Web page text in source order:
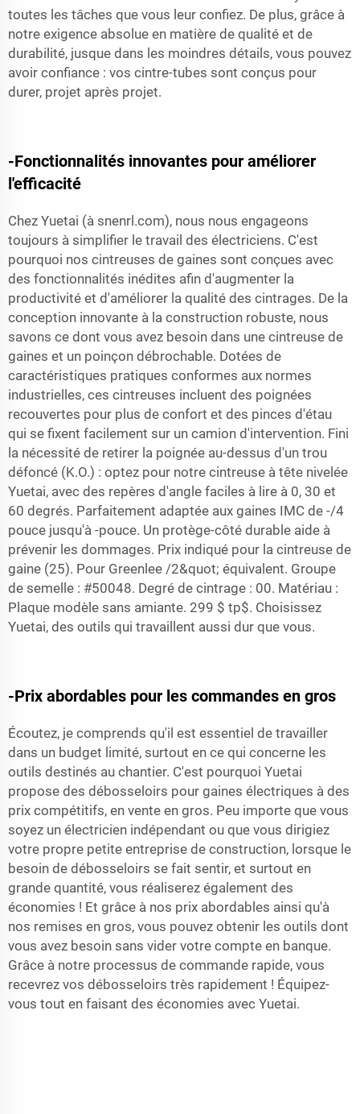
toutes les tâches que vous leur confiez. De plus, grâce à
notre exigence absolue en matière de qualité et de
durabilité, jusque dans les moindres détails, vous pouvez
avoir confiance : vos cintre-tubes sont conçus pour
durer, projet après projet.
-Fonctionnalités innovantes pour améliorer
l'efficacité
Chez Yuetai (à snenrl.com), nous nous engageons
toujours à simplifier le travail des électriciens. C'est
pourquoi nos cintreuses de gaines sont conçues avec
des fonctionnalités inédites afin d'augmenter la
productivité et d'améliorer la qualité des cintrages. De la
conception innovante à la construction robuste, nous
savons ce dont vous avez besoin dans une cintreuse de
gaines et un poinçon débrochable. Dotées de
caractéristiques pratiques conformes aux normes
industrielles, ces cintreuses incluent des poignées
recouvertes pour plus de confort et des pinces d'étau
qui se fixent facilement sur un camion d'intervention. Fini
la nécessité de retirer la poignée au-dessus d'un trou
défoncé (K.O.) : optez pour notre cintreuse à tête nivelée
Yuetai, avec des repères d'angle faciles à lire à 0, 30 et
60 degrés. Parfaitement adaptée aux gaines IMC de -/4
pouce jusqu'à -pouce. Un protège-côté durable aide à
prévenir les dommages. Prix indiqué pour la cintreuse de
gaine (25). Pour Greenlee /2&quot; équivalent. Groupe
de semelle : #50048. Degré de cintrage : 00. Matériau :
Plaque modèle sans amiante. 299 $ tp$. Choisissez
Yuetai, des outils qui travaillent aussi dur que vous.
-Prix abordables pour les commandes en gros
Écoutez, je comprends qu'il est essentiel de travailler
dans un budget limité, surtout en ce qui concerne les
outils destinés au chantier. C'est pourquoi Yuetai
propose des débosseloirs pour gaines électriques à des
prix compétitifs, en vente en gros. Peu importe que vous
soyez un électricien indépendant ou que vous dirigiez
votre propre petite entreprise de construction, lorsque le
besoin de débosseloirs se fait sentir, et surtout en
grande quantité, vous réaliserez également des
économies ! Et grâce à nos prix abordables ainsi qu'à
nos remises en gros, vous pouvez obtenir les outils dont
vous avez besoin sans vider votre compte en banque.
Grâce à notre processus de commande rapide, vous
recevrez vos débosseloirs très rapidement ! Équipez-
vous tout en faisant des économies avec Yuetai.